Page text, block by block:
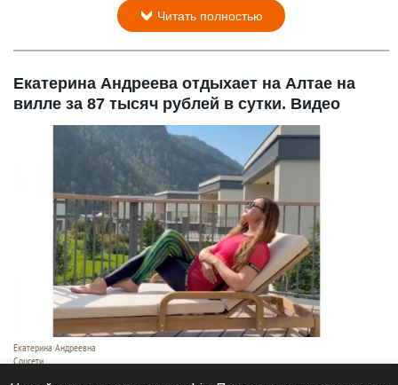
Читать полностью
Екатерина Андреева отдыхает на Алтае на
вилле за 87 тысяч рублей в сутки. Видео
Екатерина Андреевна
Соцсети